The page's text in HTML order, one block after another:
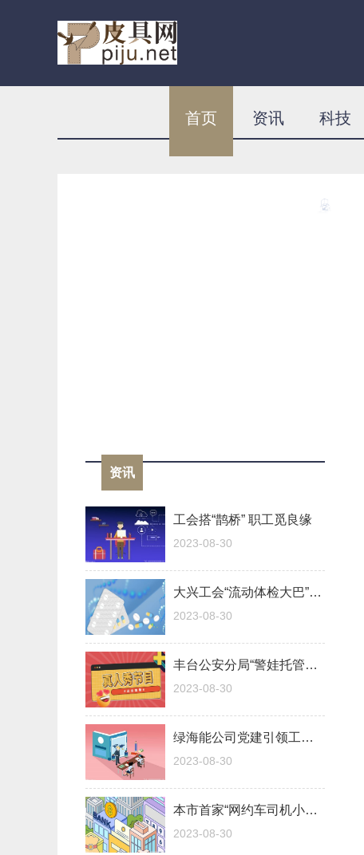
首页 资讯 科技
资讯
工会搭“鹊桥” 职工觅良缘
2023-08-30
大兴工会“流动体检大巴”开到职工身边
2023-08-30
丰台公安分局“警娃托管班”解民警后顾之忧
2023-08-30
绿海能公司党建引领工会工作高质量发展
2023-08-30
本市首家“网约车司机小站”在海淀揭牌
2023-08-30